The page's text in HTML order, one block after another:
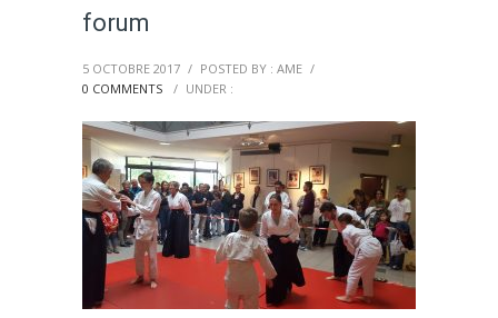
forum
5 OCTOBRE 2017 / POSTED BY : AME /
0 COMMENTS
/ UNDER :